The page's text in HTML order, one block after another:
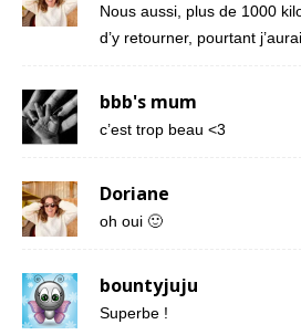
Nous aussi, plus de 1000
d’y retourner, pourtant
bbb's mum
c’est trop beau <3
Doriane
oh oui 🙂
bountyjuju
Superbe !